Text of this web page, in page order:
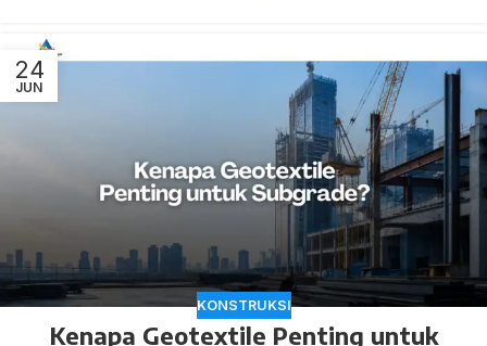
24
JUN
KONSTRUKSI
Kenapa Geotextile Penting untuk